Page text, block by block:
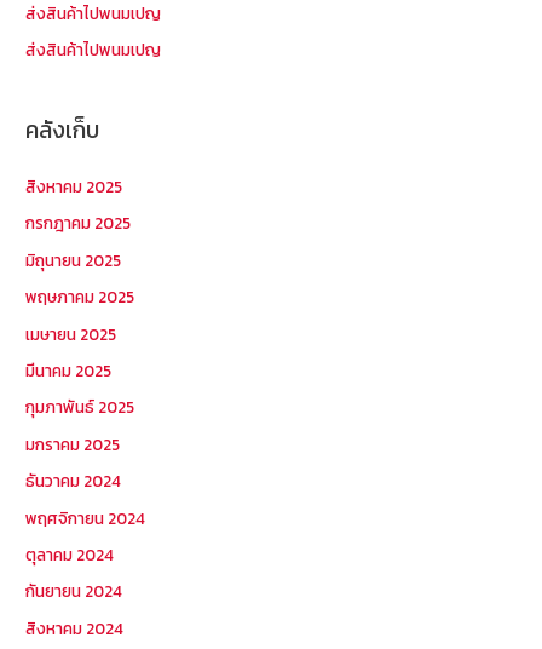
ส่งสินค้าไปพนมเปญ
ส่งสินค้าไปพนมเปญ
คลังเก็บ
สิงหาคม 2025
กรกฎาคม 2025
มิถุนายน 2025
พฤษภาคม 2025
เมษายน 2025
มีนาคม 2025
กุมภาพันธ์ 2025
มกราคม 2025
ธันวาคม 2024
พฤศจิกายน 2024
ตุลาคม 2024
กันยายน 2024
สิงหาคม 2024